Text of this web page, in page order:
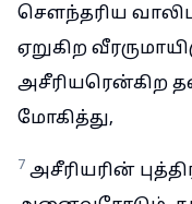
சௌந்தரிய
ஏறுகிற
அசீரியரென்கிற
மோகித்து,
7 அசீரியரின்